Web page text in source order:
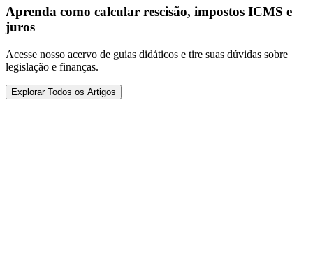
Aprenda como calcular rescisão, impostos ICMS e
juros
Acesse nosso acervo de guias didáticos e tire suas dúvidas sobre
legislação e finanças.
Explorar Todos os Artigos